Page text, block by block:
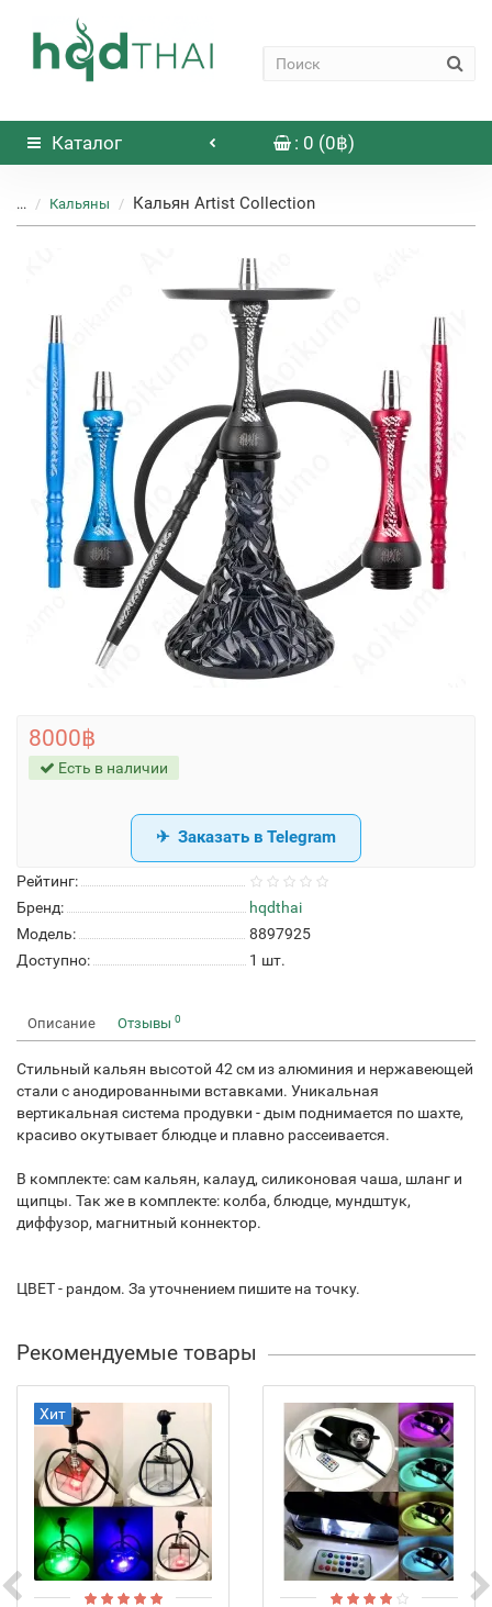
Каталог : 0 (0฿)
... Кальяны Кальян Artist Collection
Рейтинг:
Бренд:
hqdthai
Модель:
8897925
Доступно:
1 шт.
8000฿
Есть в наличии
Заказать в Telegram
Описание Отзывы 0
Стильный кальян высотой 42 см из алюминия и нержавеющей
стали с анодированными вставками. Уникальная
вертикальная система продувки - дым поднимается по шахте,
красиво окутывает блюдце и плавно рассеивается.
В комплекте: сам кальян, калауд, силиконовая чаша, шланг и
щипцы. Так же в комплекте: колба, блюдце, мундштук,
диффузор, магнитный коннектор.
ЦВЕТ - рандом. За уточнением пишите на точку.
Рекомендуемые товары
Хит